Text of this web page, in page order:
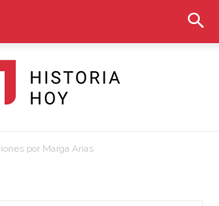
Historia
por Marga Arias